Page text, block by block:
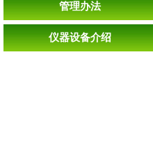
管理办法
仪器设备介绍